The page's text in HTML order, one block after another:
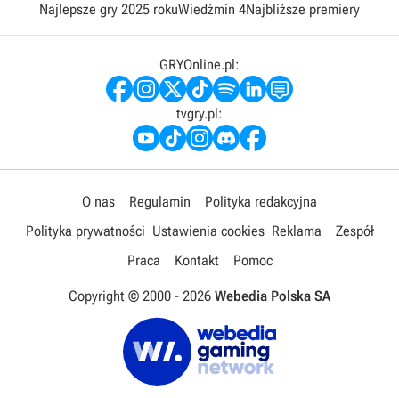
Najlepsze gry 2025 rokuWiedźmin 4Najbliższe premiery
GRYOnline.pl:
tvgry.pl:
O nas Regulamin
Polityka redakcyjna
Polityka prywatności Ustawienia cookies Reklama
Zespół
Praca
Kontakt Pomoc
Copyright © 2000 - 2026 Webedia Polska SA